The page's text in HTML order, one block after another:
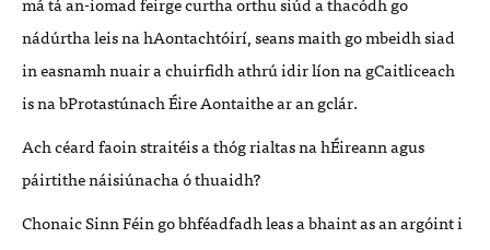
nádúrtha leis na hAontachtóirí, seans maith go mbeidh siad
in easnamh nuair a chuirfidh athrú idir líon na gCaitliceach
is na bProtastúnach Éire Aontaithe ar an gclár.
Ach céard faoin straitéis a thóg rialtas na hÉireann agus
páirtithe náisiúnacha ó thuaidh?
Chonaic Sinn Féin go bhféadfadh leas a bhaint as an argóint i